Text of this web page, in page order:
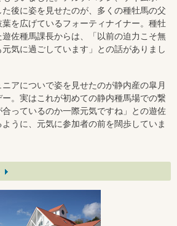
後に姿を見せたのが、多くの種牡馬の父
を広げているフォーティナイナー。種牡
佐種馬課長からは、「以前の迫力こそ無
気に過ごしています」との話がありまし
アについで姿を見せたのが静内産の皐月
。実はこれが初めての静内種馬場での繋
っているのか一際元気ですね」との遊佐
うに、元気に参加者の前を闊歩していま